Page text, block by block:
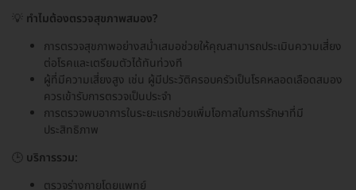
💡 ทำไมต้องตรวจสุขภาพสมอง?
การตรวจสุขภาพอย่างสม่ำเสมอช่วยให้คุณสามารถประเมินความเสี่ยง
ต่อโรคและเตรียมตัวได้ทันท่วงที
ผู้ที่มีความเสี่ยงสูง เช่น ผู้มีประวัติครอบครัวเป็นโรคหลอดเลือดสมอง
ควรเข้ารับการตรวจเป็นประจำ
การตรวจพบอาการในระยะแรกช่วยเพิ่มโอกาสในการรักษาที่มี
ประสิทธิภาพ
🕒 บริการรวม:
ตรวจร่างกายโดยแพทย์